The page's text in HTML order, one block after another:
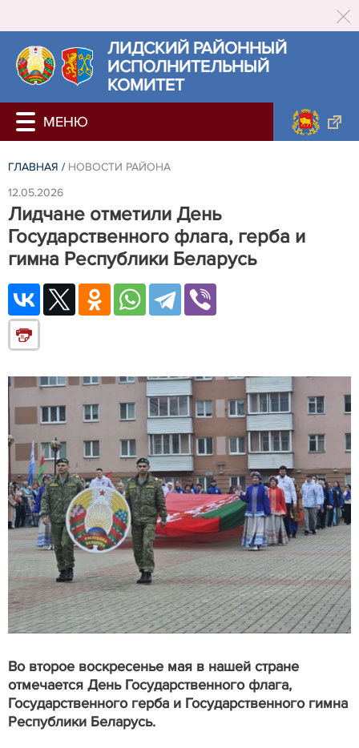
ЛИДСКИЙ РАЙОННЫЙ
ИСПОЛНИТЕЛЬНЫЙ
КОМИТЕТ
ГЛАВНАЯ / НОВОСТИ РАЙОНА
12.05.2026
Лидчане отметили День
Государственного флага, герба и
гимна Республики Беларусь
Во второе воскресенье мая в нашей стране
отмечается День Государственного флага,
Государственного герба и Государственного гимна
Республики Беларусь.